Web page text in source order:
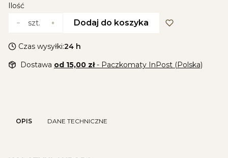
Ilość
szt.
Dodaj do koszyka
Czas wysyłki:24 h
Dostawa od 15,00 zł- Paczkomaty InPost (Polska)
OPIS DANE TECHNICZNE